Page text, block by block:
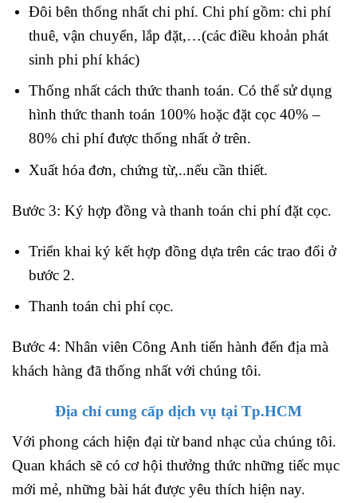
Đôi bên thống nhất chi phí. Chi phí gồm: chi phí
thuê, vận chuyển, lắp đặt,…(các điều khoản phát
sinh phi phí khác)
Thống nhất cách thức thanh toán. Có thể sử dụng
hình thức thanh toán 100% hoặc đặt cọc 40% –
80% chi phí được thống nhất ở trên.
Xuất hóa đơn, chứng từ,..nếu cần thiết.
Bước 3: Ký hợp đồng và thanh toán chi phí đặt cọc.
Triển khai ký kết hợp đồng dựa trên các trao đổi ở
bước 2.
Thanh toán chi phí cọc.
Bước 4: Nhân viên Công Anh tiến hành đến địa mà
khách hàng đã thống nhất với chúng tôi.
Địa chỉ cung cấp dịch vụ tại Tp.HCM
Với phong cách hiện đại từ band nhạc của chúng tôi.
Quan khách sẽ có cơ hội thưởng thức những tiếc mục
mới mẻ, những bài hát được yêu thích hiện nay.